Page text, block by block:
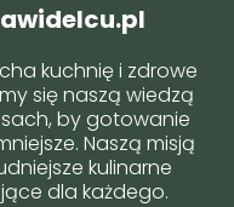
kuchnię i zdrowe
się naszą wiedzą
by gotowanie
Naszą misją
kulinarne
dla każdego.